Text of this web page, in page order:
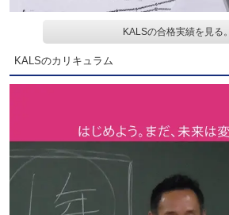
KALSの合格実績を見る。
KALSのカリキュラム